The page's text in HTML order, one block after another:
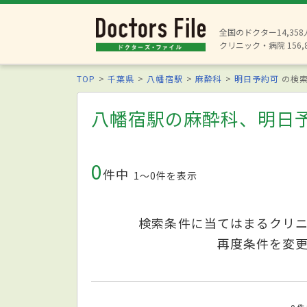
全国のドクター14,358
クリニック・病院
TOP 千葉県 八幡宿駅 麻酔科 明日予約可 の検
八幡宿駅の麻酔科、明日
0件中 1〜0件を表示
検索条件に当てはまるクリ
再度条件を変